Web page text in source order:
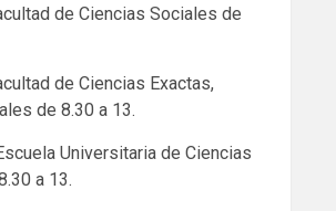
de Ciencias Sociales de
de Ciencias Exactas,
de 8.30 a 13.
Universitaria de Ciencias
a 13.